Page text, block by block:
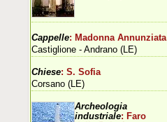
Cappelle: Madonna Annunziata
Castiglione - Andrano (LE)
Chiese: S. Sofia
Corsano (LE)
Archeologia
industriale: Faro